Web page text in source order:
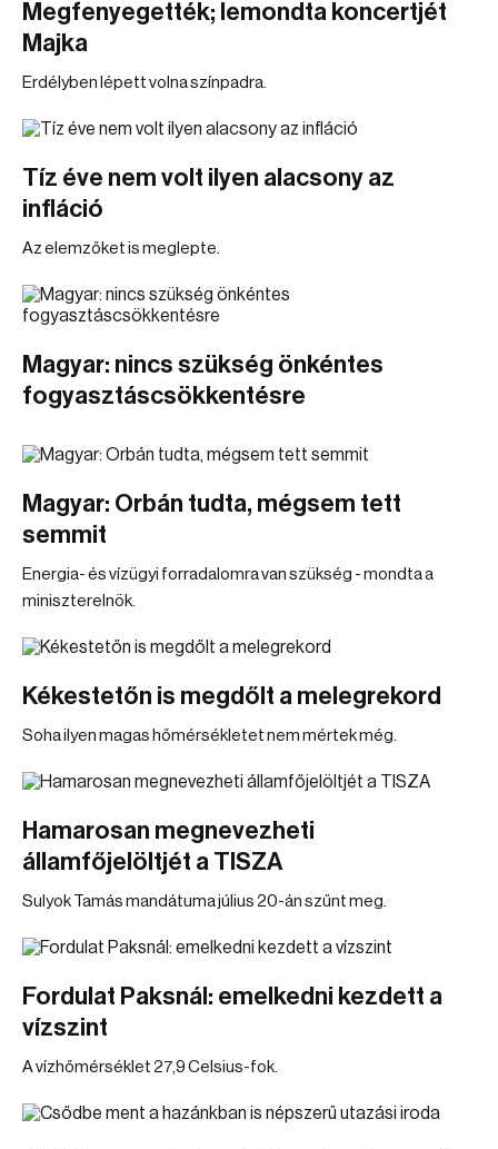
Megfenyegették; lemondta koncertjét
Majka
Erdélyben lépett volna színpadra.
Tíz éve nem volt ilyen alacsony az
infláció
Az elemzőket is meglepte.
Magyar: nincs szükség önkéntes
fogyasztáscsökkentésre
Magyar: Orbán tudta, mégsem tett
semmit
Energia- és vízügyi forradalomra van szükség - mondta a
miniszterelnök.
Kékestetőn is megdőlt a melegrekord
Soha ilyen magas hőmérsékletet nem mértek még.
Hamarosan megnevezheti
államfőjelöltjét a TISZA
Sulyok Tamás mandátuma július 20-án szűnt meg.
Fordulat Paksnál: emelkedni kezdett a
vízszint
A vízhőmérséklet 27,9 Celsius-fok.